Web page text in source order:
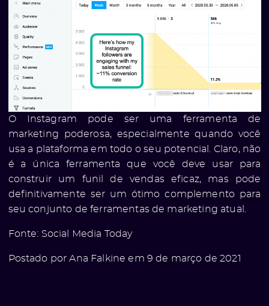
O Instagram pode ser uma ferramenta de
marketing poderosa, especialmente quando você
usa a plataforma em todo o seu potencial. Claro, não
é a única ferramenta que você deve usar para
construir um funil de vendas eficaz, mas pode
definitivamente ser um ótimo complemento para
seu conjunto de ferramentas de marketing atual.
Fonte: Social Media Today
Postado por Ana Falkine em 9 de março de 2021